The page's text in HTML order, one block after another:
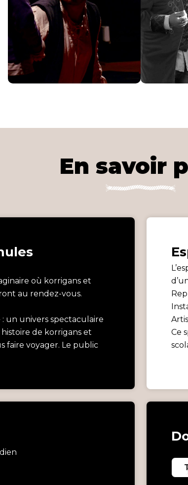
En savoir
où korrigans et
au rendez-vous.
: un univers spectaculaire
de korrigans et
faire voyager. Le public
Ce